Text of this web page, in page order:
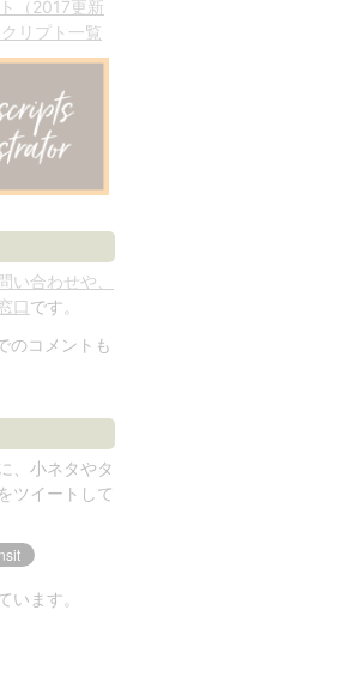
（2017更新
リプト一覧
い合わせや、
口です。
のコメントも
、小ネタやタ
ツイートして
います。